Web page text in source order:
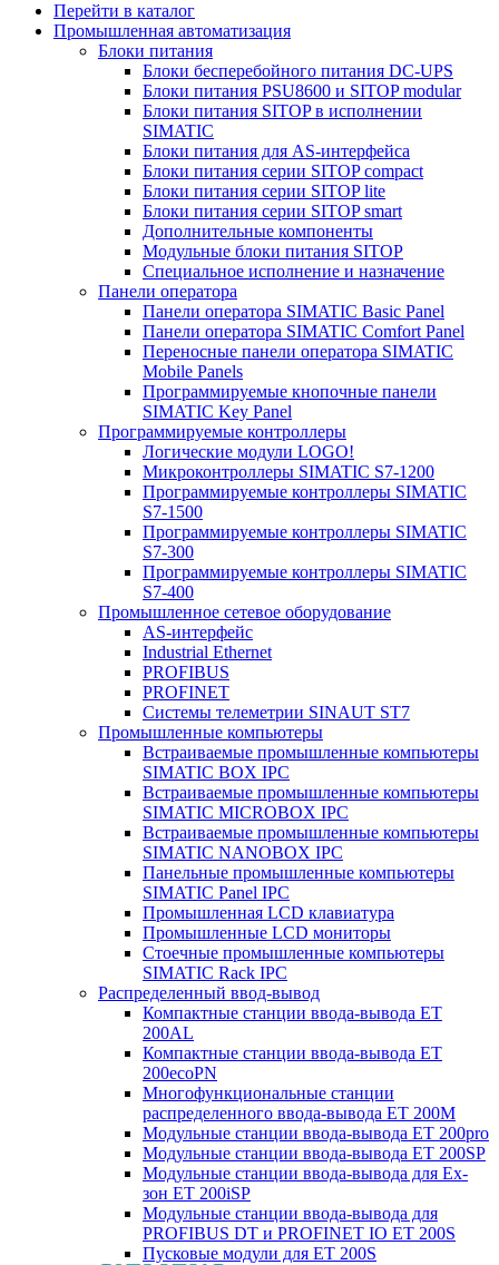
Перейти в каталог
Промышленная автоматизация
Блоки питания
Блоки бесперебойного питания DC-UPS
Блоки питания PSU8600 и SITOP modular
Блоки питания SITOP в исполнении
SIMATIC
Блоки питания для AS-интерфейса
Блоки питания серии SITOP compact
Блоки питания серии SITOP lite
Блоки питания серии SITOP smart
Дополнительные компоненты
Модульные блоки питания SITOP
Специальное исполнение и назначение
Панели оператора
Панели оператора SIMATIC Basic Panel
Панели оператора SIMATIC Comfort Panel
Переносные панели оператора SIMATIC
Mobile Panels
Программируемые кнопочные панели
SIMATIC Key Panel
Программируемые контроллеры
Логические модули LOGO!
Микроконтроллеры SIMATIC S7-1200
Программируемые контроллеры SIMATIC
S7-1500
Программируемые контроллеры SIMATIC
S7-300
Программируемые контроллеры SIMATIC
S7-400
Промышленное сетевое оборудование
AS-интерфейс
Industrial Ethernet
PROFIBUS
PROFINET
Системы телеметрии SINAUT ST7
Промышленные компьютеры
Встраиваемые промышленные компьютеры
SIMATIC BOX IPC
Встраиваемые промышленные компьютеры
SIMATIC MICROBOX IPC
Встраиваемые промышленные компьютеры
SIMATIC NANOBOX IPC
Панельные промышленные компьютеры
SIMATIC Panel IPC
Промышленная LCD клавиатура
Промышленные LCD мониторы
Стоечные промышленные компьютеры
SIMATIC Rack IPC
Распределенный ввод-вывод
Компактные станции ввода-вывода ET
200AL
Компактные станции ввода-вывода ET
200ecoPN
Многофункциональные станции
распределенного ввода-вывода ET 200M
Модульные станции ввода-вывода ET 200pro
Модульные станции ввода-вывода ET 200SP
Модульные станции ввода-вывода для Ex-
зон ET 200iSP
Модульные станции ввода-вывода для
PROFIBUS DT и PROFINET IO ET 200S
Пусковые модули для ET 200S